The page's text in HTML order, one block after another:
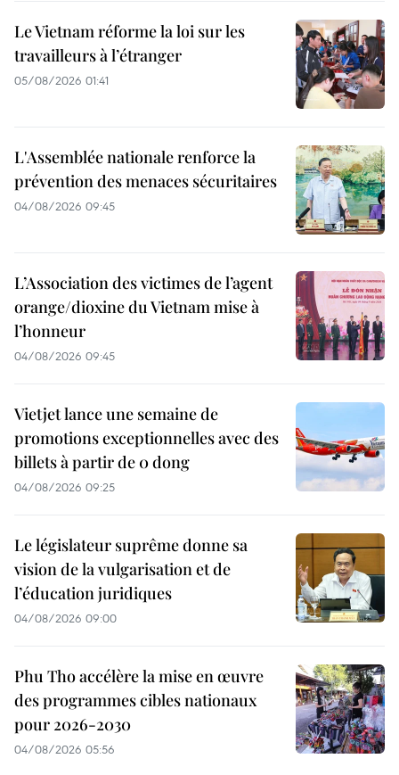
Le Vietnam réforme la loi sur les
travailleurs à l’étranger
05/08/2026 01:41
L'Assemblée nationale renforce la
prévention des menaces sécuritaires
04/08/2026 09:45
L’Association des victimes de l’agent
orange/dioxine du Vietnam mise à
l’honneur
04/08/2026 09:45
Vietjet lance une semaine de
promotions exceptionnelles avec des
billets à partir de 0 dong
04/08/2026 09:25
Le législateur suprême donne sa
vision de la vulgarisation et de
l’éducation juridiques
04/08/2026 09:00
Phu Tho accélère la mise en œuvre
des programmes cibles nationaux
pour 2026-2030
04/08/2026 05:56